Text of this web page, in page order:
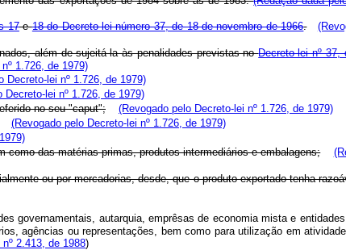
17e18 do Decreto-lei número 37, de 18 de novembro de 1966.
além de sujeitá-la às penalidades previstas noDecreto-lei nº 37,
1.726, de 1979)
Decreto-lei nº 1.726, de 1979)
Decreto-lei nº 1.726, de 1979)
no seu "caput";
(Revogado pelo Decreto-lei nº 1.726, de 1979)
(Revogado pelo Decreto-lei nº 1.726, de 1979)
das matérias-primas, produtos intermediários e embalagens;
ou por mercadorias, desde, que o produto exportado tenha
governamentais, autarquia, emprêsas de economia mista e
agências ou representações, bem como para utilização em
2.413, de 1988)